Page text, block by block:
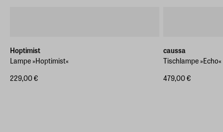
Hoptimist
Lampe »Hoptimist«
229,00 €
caussa
Tischlampe »Echo«
479,00 €